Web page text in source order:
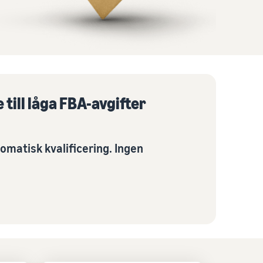
låga FBA-avgifter
kvalificering. Ingen